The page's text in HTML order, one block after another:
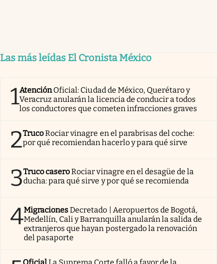
Las más leídas El Cronista México
1AtenciónOficial: Ciudad de México, Querétaro y
Veracruz anularán la licencia de conducir a todos
los conductores que cometen infracciones graves
2TrucoRociar vinagre en el parabrisas del coche:
por qué recomiendan hacerlo y para qué sirve
3Truco caseroRociar vinagre en el desagüe de la
ducha: para qué sirve y por qué se recomienda
4MigracionesDecretado | Aeropuertos de Bogotá,
Medellín, Cali y Barranquilla anularán la salida de
extranjeros que hayan postergado la renovación
del pasaporte